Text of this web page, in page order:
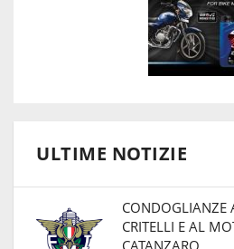
ULTIME NOTIZIE
CONDOGLIANZE
CRITELLI E AL